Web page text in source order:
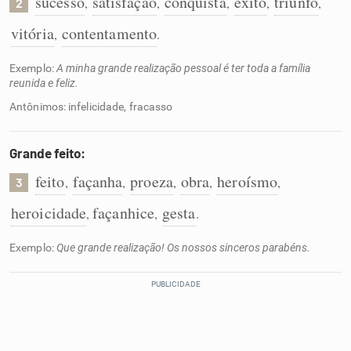
vitória, contentamento.
Exemplo:A minha grande realização pessoal é ter toda a família
reunida e feliz.
Antônimos: infelicidade, fracasso
Grande feito:
3 feito, façanha, proeza, obra, heroísmo,
heroicidade,façanhice, gesta.
Exemplo:Que grande realização! Os nossos sinceros parabéns.